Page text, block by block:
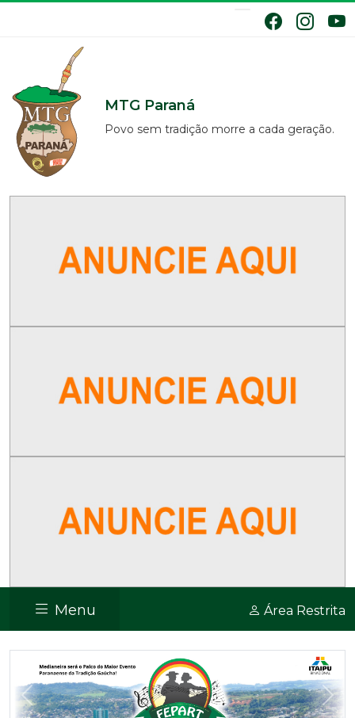
MTG Paraná
Povo sem tradição morre a cada geração.
Menu Área Restrita
Previous